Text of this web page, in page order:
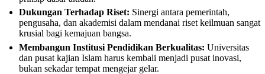
Dukungan Terhadap Riset: Sinergi antara pemerintah,
pengusaha, dan akademisi dalam mendanai riset keilmuan sangat
krusial bagi kemajuan bangsa.
Membangun Institusi Pendidikan Berkualitas: Universitas
dan pusat kajian Islam harus kembali menjadi pusat inovasi,
bukan sekadar tempat mengejar gelar.